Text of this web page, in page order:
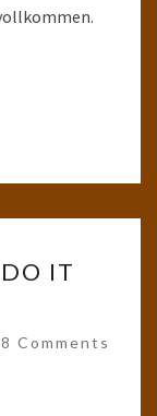
IT
Comments
8 Comments